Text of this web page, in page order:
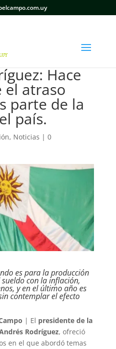
Hace
el atraso
parte de la
país.
, Noticias | 0
es para la producción
con la inflación,
y en el último año es
contemplar el efecto
| El presidente de la
Rodríguez, ofreció
en el que abordó temas